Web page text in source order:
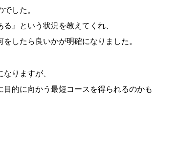
した。
』という状況を教えてくれ、
したら良いかが明確になりました。
りますが、
的に向かう最短コースを得られるのかも